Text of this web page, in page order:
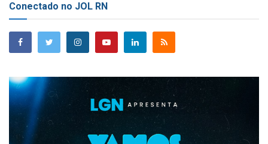
Conectado no JOL RN